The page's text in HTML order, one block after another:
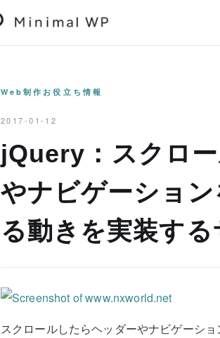
Web制作お役立ち情報
2017-01-12
jQuery：スクロ
やナビゲーショ
る動きを実装す
スクロールしたらヘッダーやナビゲーシ